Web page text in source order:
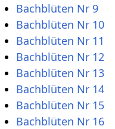
Bachblüten Nr 9
Bachblüten Nr 10
Bachblüten Nr 11
Bachblüten Nr 12
Bachblüten Nr 13
Bachblüten Nr 14
Bachblüten Nr 15
Bachblüten Nr 16